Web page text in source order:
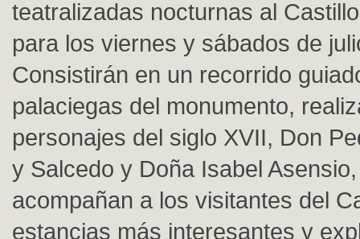
teatralizadas nocturnas al
para los viernes y sábados de
Consistirán en un recorrido
palaciegas del monumento,
personajes del siglo XVII, Don
y Salcedo y Doña Isabel
acompañan a los visitantes del
estancias más interesantes y